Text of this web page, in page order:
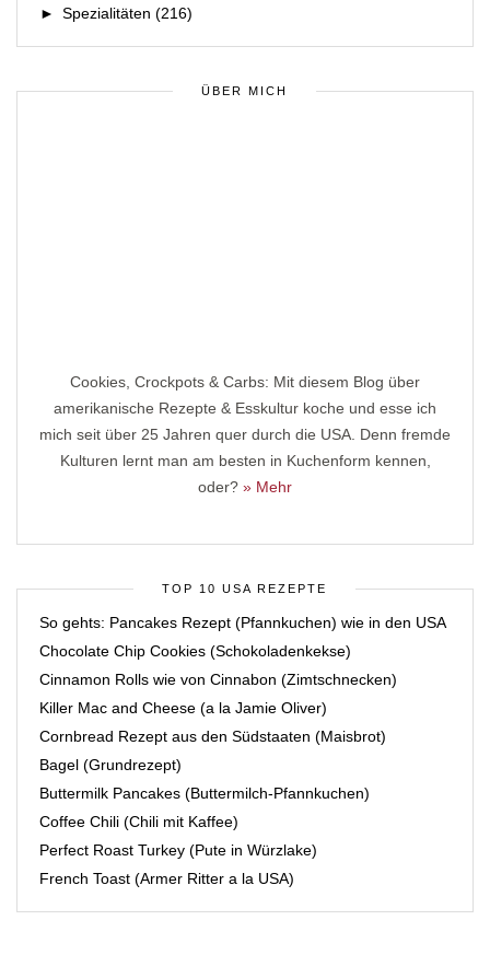
► Spezialitäten (216)
ÜBER MICH
Cookies, Crockpots & Carbs: Mit diesem Blog über
amerikanische Rezepte & Esskultur koche und esse ich
mich seit über 25 Jahren quer durch die USA. Denn fremde
Kulturen lernt man am besten in Kuchenform kennen,
oder? » Mehr
TOP 10 USA REZEPTE
So gehts: Pancakes Rezept (Pfannkuchen) wie in den USA
Chocolate Chip Cookies (Schokoladenkekse)
Cinnamon Rolls wie von Cinnabon (Zimtschnecken)
Killer Mac and Cheese (a la Jamie Oliver)
Cornbread Rezept aus den Südstaaten (Maisbrot)
Bagel (Grundrezept)
Buttermilk Pancakes (Buttermilch-Pfannkuchen)
Coffee Chili (Chili mit Kaffee)
Perfect Roast Turkey (Pute in Würzlake)
French Toast (Armer Ritter a la USA)